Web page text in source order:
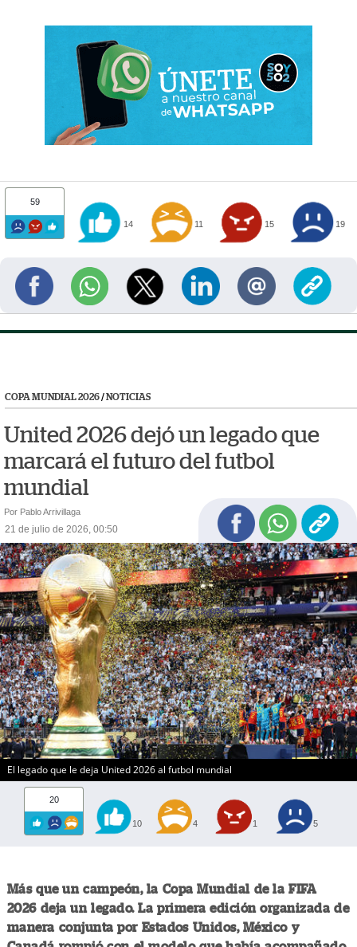
59
14 11 15 19
COPA MUNDIAL 2026/NOTICIAS
United 2026 dejó un legado que
marcará el futuro del futbol
mundial
Por Pablo Arrivillaga
21 de julio de 2026, 00:50
El legado que le deja United 2026 al futbol mundial
20
10 4 1 5
Más que un campeón, la Copa Mundial de la FIFA
2026 deja un legado. La primera edición organizada de
manera conjunta por Estados Unidos, México y